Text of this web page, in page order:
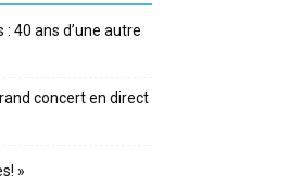
: 40 ans d’une autre
concert en direct
»